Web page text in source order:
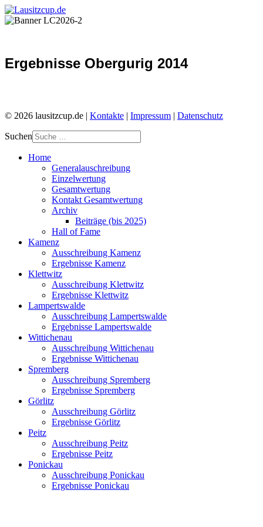
Ergebnisse Obergurig 2014
© 2026 lausitzcup.de | Kontakte | Impressum | Datenschutz
Suchen
Home
Generalauschreibung
Einzelwertung
Gesamtwertung
Kontakt Gesamtwertung
Archiv
Beiträge (bis 2025)
Hall of Fame
Kamenz
Ausschreibung Kamenz
Ergebnisse Kamenz
Klettwitz
Ausschreibung Klettwitz
Ergebnisse Klettwitz
Lampertswalde
Ausschreibung Lampertswalde
Ergebnisse Lampertswalde
Wittichenau
Ausschreibung Wittichenau
Ergebnisse Wittichenau
Spremberg
Ausschreibung Spremberg
Ergebnisse Spremberg
Görlitz
Ausschreibung Görlitz
Ergebnisse Görlitz
Peitz
Ausschreibung Peitz
Ergebnisse Peitz
Ponickau
Ausschreibung Ponickau
Ergebnisse Ponickau